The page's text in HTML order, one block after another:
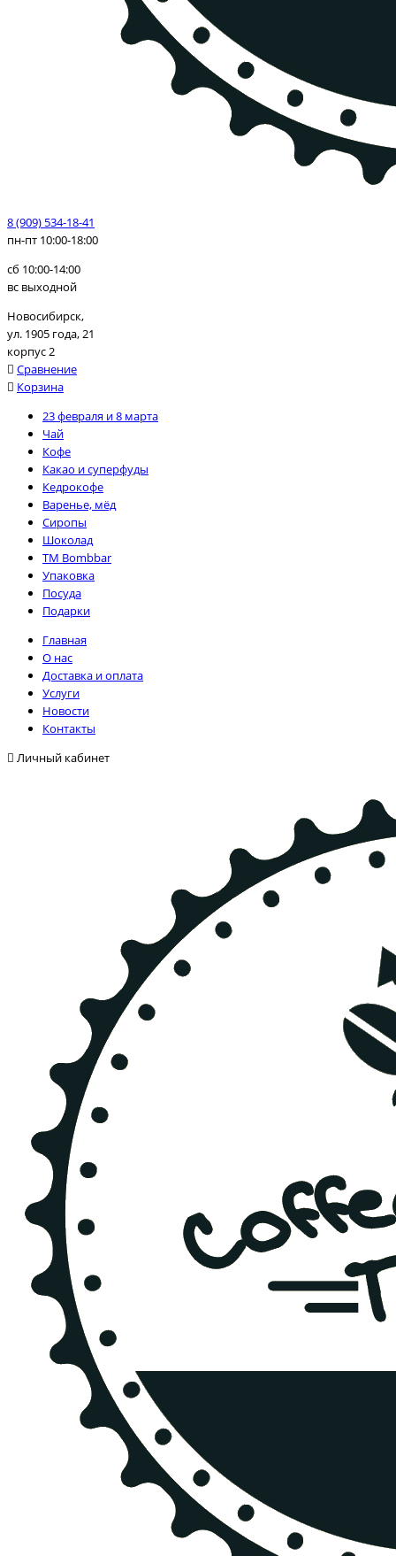
8 (909) 534-18-41
пн-пт 10:00-18:00
сб 10:00-14:00
вс выходной
Новосибирск,
ул. 1905 года, 21
корпус 2
Сравнение
Корзина
23 февраля и 8 марта
Чай
Кофе
Какао и суперфуды
Кедрокофе
Варенье, мёд
Сиропы
Шоколад
TM Bombbar
Упаковка
Посуда
Подарки
Главная
О нас
Доставка и оплата
Услуги
Новости
Контакты
Личный кабинет